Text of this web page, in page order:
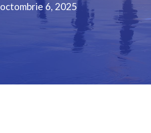
octombrie 6, 2025